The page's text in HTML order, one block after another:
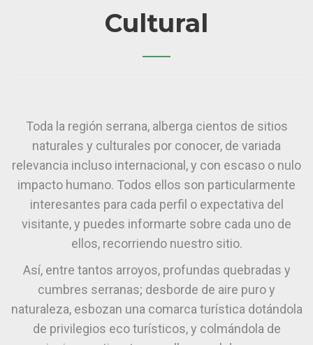
Cultural
Toda la región serrana, alberga cientos de sitios
naturales y culturales por conocer, de variada
relevancia incluso internacional, y con escaso o nulo
impacto humano. Todos ellos son particularmente
interesantes para cada perfil o expectativa del
visitante, y puedes informarte sobre cada uno de
ellos, recorriendo nuestro sitio.
Así, entre tantos arroyos, profundas quebradas y
cumbres serranas; desborde de aire puro y
naturaleza, esbozan una comarca turística dotándola
de privilegios eco turísticos, y colmándola de